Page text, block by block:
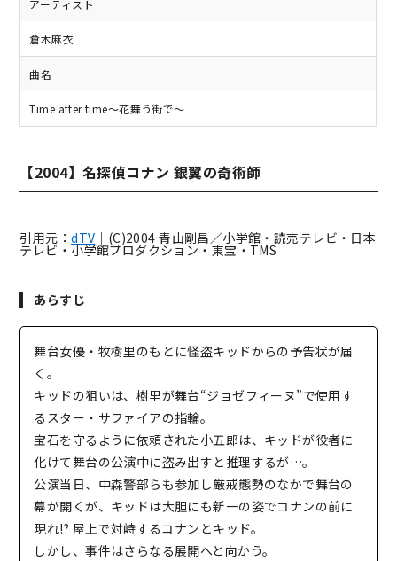
アーティスト
倉木麻衣
曲名
Time after time〜花舞う街で〜
【2004】名探偵コナン 銀翼の奇術師
引用元：dTV ｜(C)2004 青山剛昌／小学館・読売テレビ・日本
テレビ・小学館プロダクション・東宝・TMS
あらすじ
舞台女優・牧樹里のもとに怪盗キッドからの予告状が届
く。
キッドの狙いは、樹里が舞台“ジョゼフィーヌ”で使用す
るスター・サファイアの指輪。
宝石を守るように依頼された小五郎は、キッドが役者に
化けて舞台の公演中に盗み出すと推理するが…。
公演当日、中森警部らも参加し厳戒態勢のなかで舞台の
幕が開くが、キッドは大胆にも新一の姿でコナンの前に
現れ!? 屋上で対峙するコナンとキッド。
しかし、事件はさらなる展開へと向かう。